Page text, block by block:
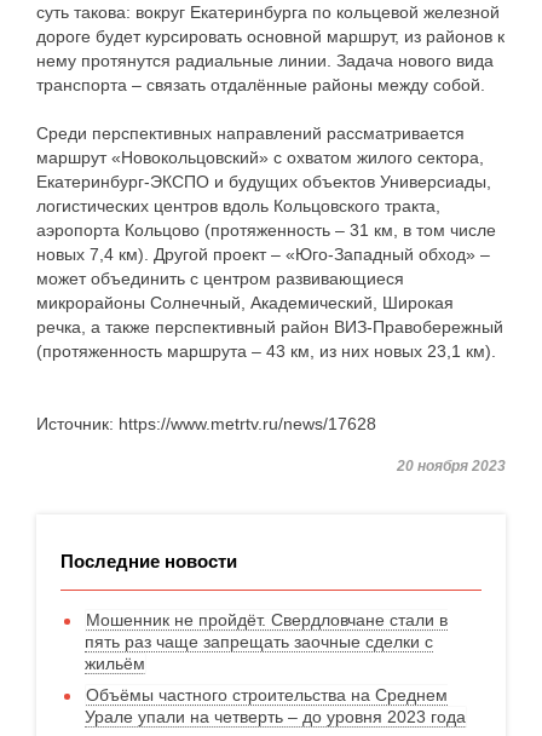
суть такова: вокруг Екатеринбурга по кольцевой железной
дороге будет курсировать основной маршрут, из районов к
нему протянутся радиальные линии. Задача нового вида
транспорта – связать отдалённые районы между собой.
Среди перспективных направлений рассматривается
маршрут «Новокольцовский» с охватом жилого сектора,
Екатеринбург-ЭКСПО и будущих объектов Универсиады,
логистических центров вдоль Кольцовского тракта,
аэропорта Кольцово (протяженность – 31 км, в том числе
новых 7,4 км). Другой проект – «Юго-Западный обход» –
может объединить с центром развивающиеся
микрорайоны Солнечный, Академический, Широкая
речка, а также перспективный район ВИЗ-Правобережный
(протяженность маршрута – 43 км, из них новых 23,1 км).
Источник: https://www.metrtv.ru/news/17628
20 ноября 2023
Последние новости
Мошенник не пройдёт. Свердловчане стали в
пять раз чаще запрещать заочные сделки с
жильём
Объёмы частного строительства на Среднем
Урале упали на четверть – до уровня 2023 года